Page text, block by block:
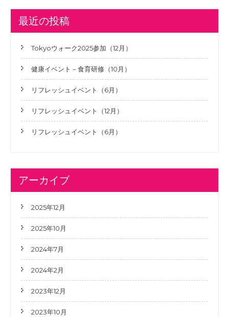
ゲ
ー
シ
ョ
ン
最近の投稿
Tokyoウォーク2025参加（12月）
健康イベント－食育研修（10月）
リフレッシュイベント（6月）
リフレッシュイベント（12月）
リフレッシュイベント（6月）
アーカイブ
2025年12月
2025年10月
2024年7月
2024年2月
2023年12月
2023年10月